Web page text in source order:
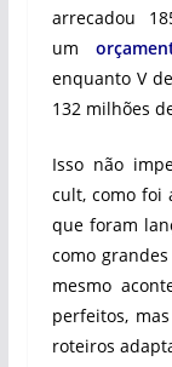
arrecadou
um
enquanto V
132 milhões
Isso não
cult, como foi
que foram
como
mesmo
perfeitos,
roteiros